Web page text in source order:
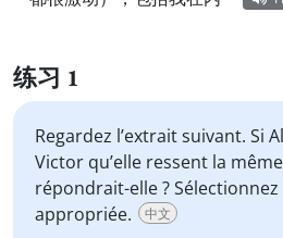
练习 1
Regardez l’extrait suivant. Si
Victor qu’elle ressent la
répondrait-elle ?
appropriée.
中文